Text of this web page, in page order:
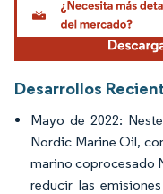
Desarrollos
Mayo de 2022:
Nordic Marine Oil,
marino coprocesado
reducir las